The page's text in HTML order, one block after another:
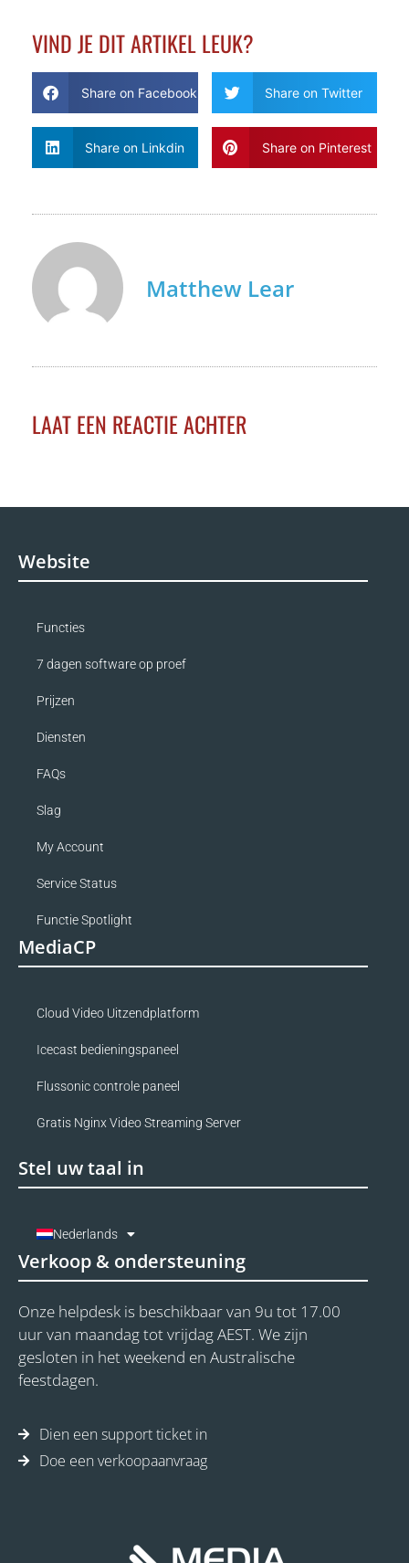
VIND JE DIT ARTIKEL LEUK?
Share on Facebook Share on Twitter
Share on Linkdin Share on Pinterest
Matthew Lear
LAAT EEN REACTIE ACHTER
Website
Functies
7 dagen software op proef
Prijzen
Diensten
FAQs
Slag
My Account
Service Status
Functie Spotlight
MediaCP
Cloud Video Uitzendplatform
Icecast bedieningspaneel
Flussonic controle paneel
Gratis Nginx Video Streaming Server
Stel uw taal in
Nederlands
Verkoop & ondersteuning
Onze helpdesk is beschikbaar van 9u tot 17.00
uur van maandag tot vrijdag AEST. We zijn
gesloten in het weekend en Australische
feestdagen.
Dien een support ticket in
Doe een verkoopaanvraag